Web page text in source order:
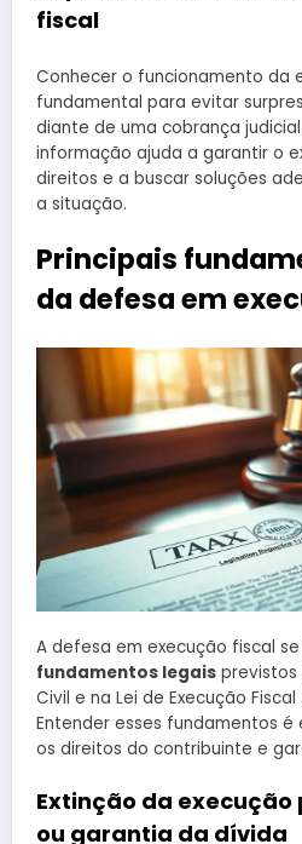
fiscal
Conhecer o funcionamento da
fundamental para evitar
diante de uma cobrança
informação ajuda a garantir o
direitos e a buscar soluções
a situação.
Principais
da defesa em
A defesa em execução fiscal
fundamentos legais previstos
Civil e na Lei de Execução Fiscal
Entender esses fundamentos é
os direitos do contribuinte e
Extinção da
ou garantia da dívida